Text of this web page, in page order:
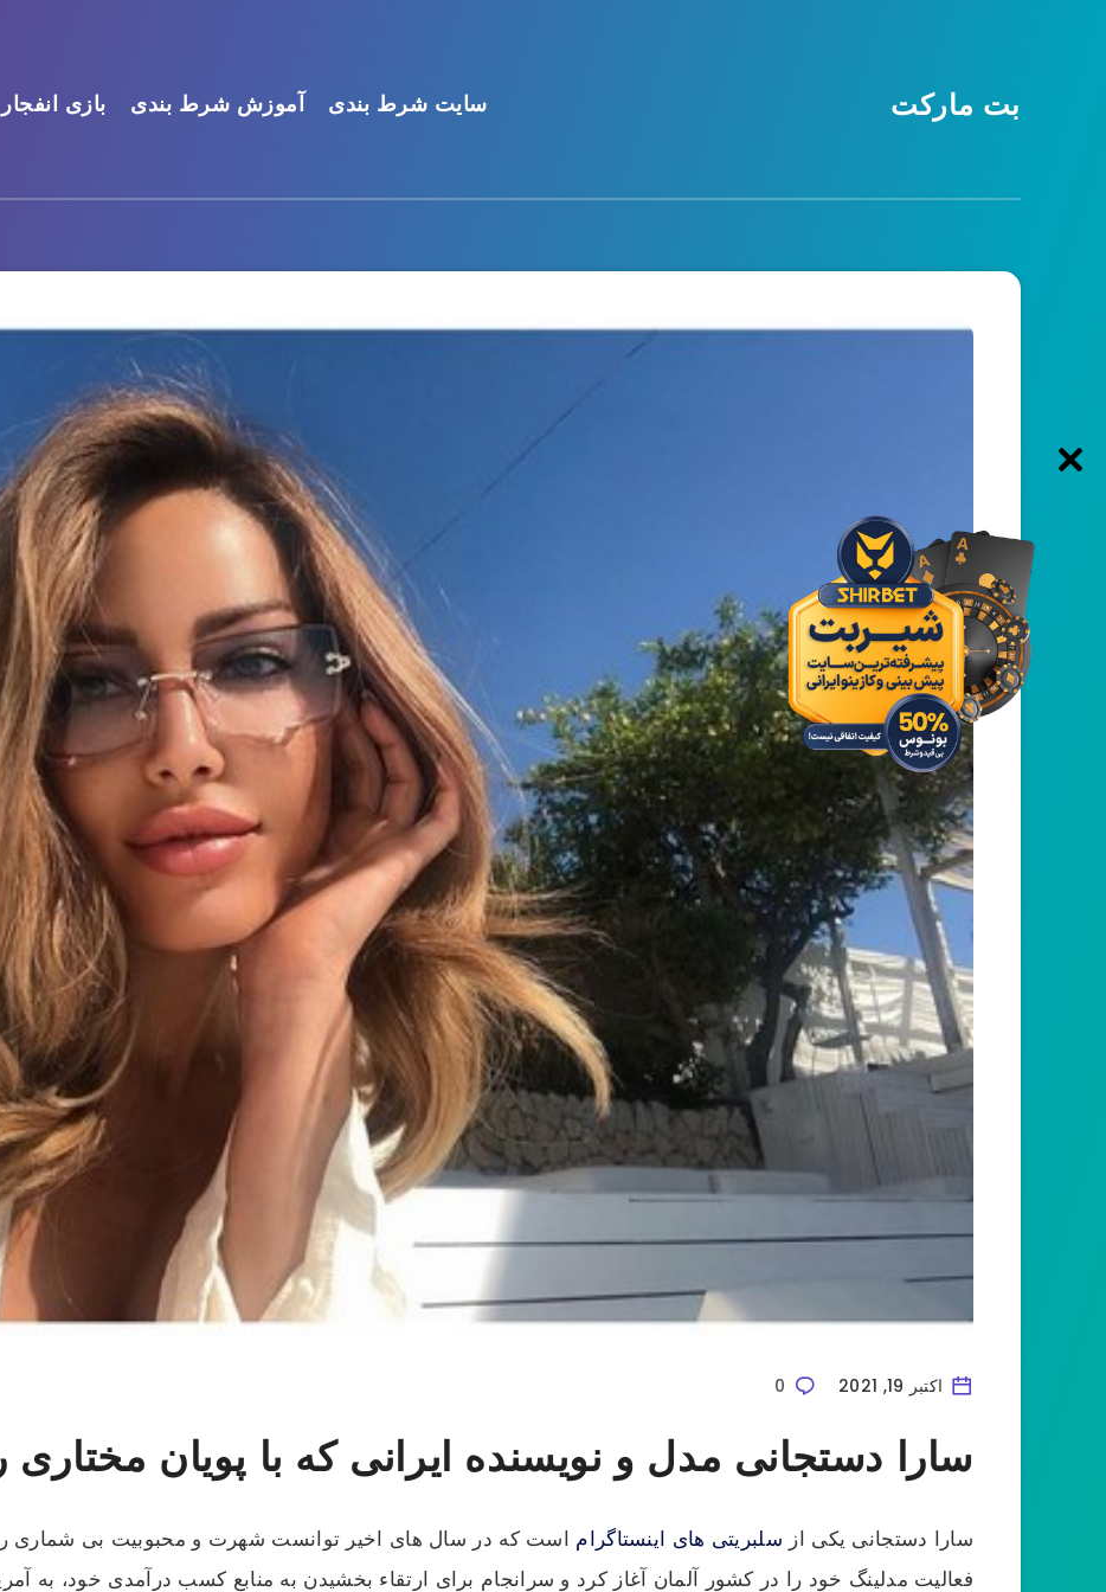
بت مارکت سایت شرط بندی آموزش شرط بندی بازی انفجار
اکتبر 19, 2021 0
سارا دستجانی مدل و نویسنده ایرانی که با پویان
سارا دستجانی یکی از سلبریتی های اینستاگرام است که در سال های اخیر توانست شهرت و محبوبیت بی شماری را
فعالیت مدلینگ خود را در کشور آلمان آغاز کرد و سرانجام برای ارتقاء بخشیدن به منابع کسب درآمدی خود، به